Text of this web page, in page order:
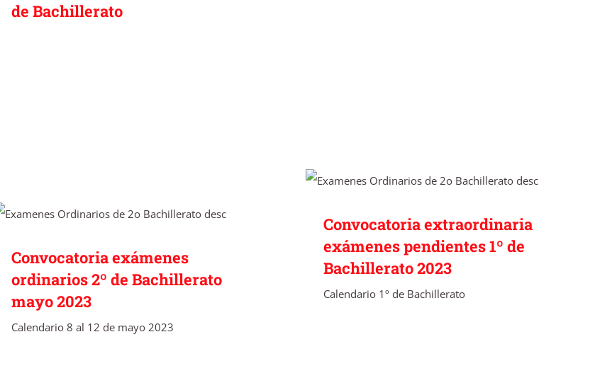
de Bachillerato
Convocatoria extraordinaria exámenes
pendientes 1º de Bachillerato 2023
Convocatoria extraordinaria
exámenes pendientes 1º de
Bachillerato 2023
Calendario 1º de Bachillerato
Convocatoria exámenes ordinarios 2º de
Bachillerato mayo 2023
Convocatoria exámenes
ordinarios 2º de Bachillerato
mayo 2023
Calendario 8 al 12 de mayo 2023